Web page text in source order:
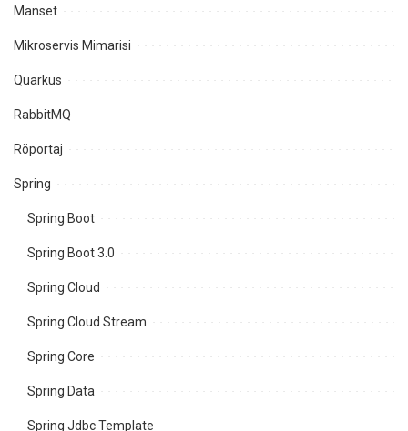
Manset
Mikroservis Mimarisi
Quarkus
RabbitMQ
Röportaj
Spring
Spring Boot
Spring Boot 3.0
Spring Cloud
Spring Cloud Stream
Spring Core
Spring Data
Spring Jdbc Template